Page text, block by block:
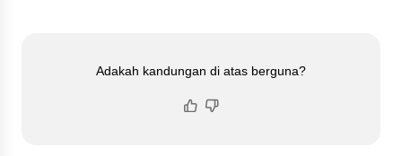
Adakah kandungan di atas berguna?